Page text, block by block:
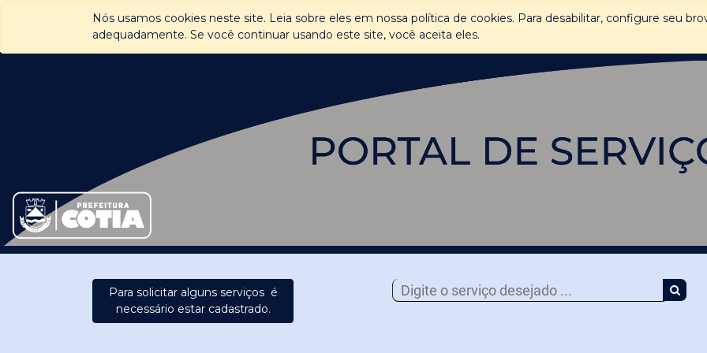
Nós usamos cookies neste site. Leia sobre eles em nossa política de cookies. Para desabilitar, configure seu
adequadamente. Se você continuar usando este site, você aceita eles.
Página Inicial Todos os Serviços Ouvidoria e-SIC Balcão de Atendimento
Para solicitar alguns serviços é
necessário estar cadastrado.